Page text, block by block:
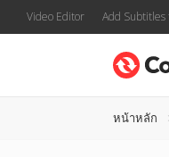
Video Editor Add Subtitles
หน้าหลัก